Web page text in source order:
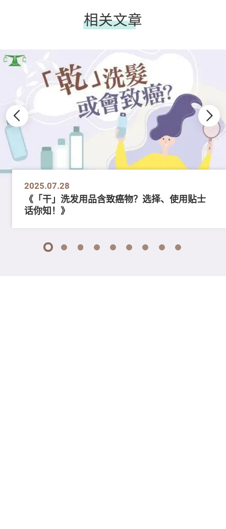
相关文章
2025.07.28
《「干」洗发用品含致癌物？选择、使用贴士
话你知！》
1 2 3 4 5 6 7 8 9